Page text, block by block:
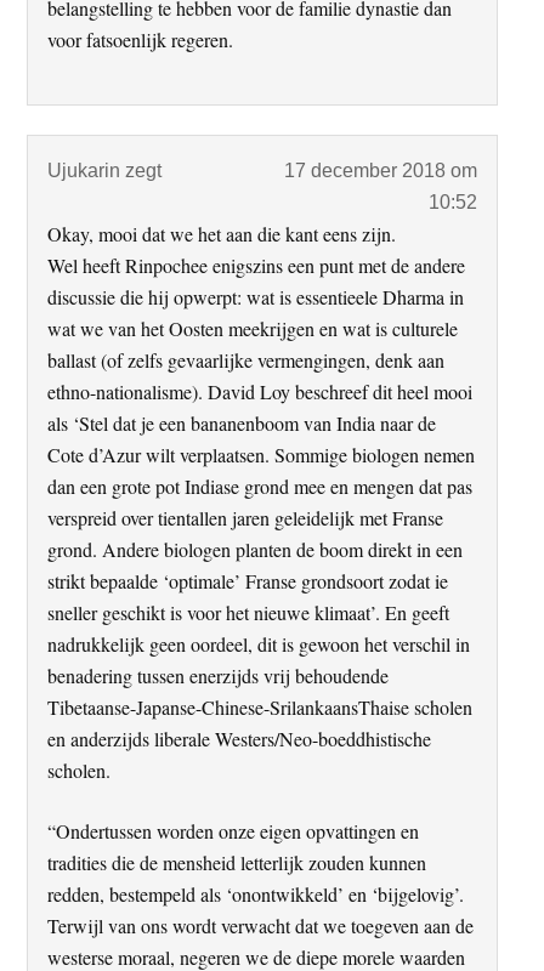
belangstelling te hebben voor de familie dynastie dan
voor fatsoenlijk regeren.
Ujukarin zegt
17 december 2018 om
10:52
Okay, mooi dat we het aan die kant eens zijn.
Wel heeft Rinpochee enigszins een punt met de andere
discussie die hij opwerpt: wat is essentieele Dharma in
wat we van het Oosten meekrijgen en wat is culturele
ballast (of zelfs gevaarlijke vermengingen, denk aan
ethno-nationalisme). David Loy beschreef dit heel mooi
als ‘Stel dat je een bananenboom van India naar de
Cote d’Azur wilt verplaatsen. Sommige biologen nemen
dan een grote pot Indiase grond mee en mengen dat pas
verspreid over tientallen jaren geleidelijk met Franse
grond. Andere biologen planten de boom direkt in een
strikt bepaalde ‘optimale’ Franse grondsoort zodat ie
sneller geschikt is voor het nieuwe klimaat’. En geeft
nadrukkelijk geen oordeel, dit is gewoon het verschil in
benadering tussen enerzijds vrij behoudende
Tibetaanse-Japanse-Chinese-SrilankaansThaise scholen
en anderzijds liberale Westers/Neo-boeddhistische
scholen.
“Ondertussen worden onze eigen opvattingen en
tradities die de mensheid letterlijk zouden kunnen
redden, bestempeld als ‘onontwikkeld’ en ‘bijgelovig’.
Terwijl van ons wordt verwacht dat we toegeven aan de
westerse moraal, negeren we de diepe morele waarden